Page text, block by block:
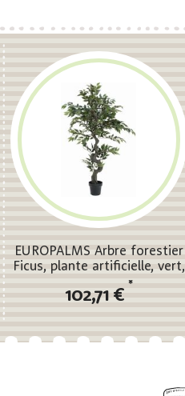
EUROPALMS Arbre forestier
Ficus, plante artificielle, vert,
102,71 €
*